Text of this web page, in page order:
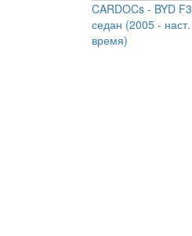
CARDOCs - BYD F3
седан (2005 - наст.
время)